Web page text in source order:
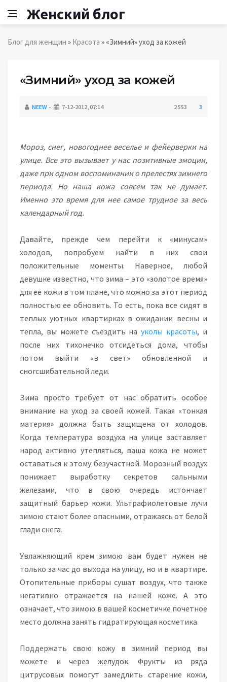
Женский блог
Блог для женщин » Красота » «Зимний» уход за кожей
«Зимний» уход за кожей
NEEW 7-12-2012, 07:14 2 553 3
Мороз, снег, новогоднее веселье и фейерверки на
улице. Все это вызывает у нас позитивные эмоции,
даже при одном воспоминании о прелестях зимнего
периода. Но наша кожа совсем так не думает.
Именно это время для нее самое трудное за весь
календарный год.
Давайте, прежде чем перейти к «минусам»
холодов, попробуем найти в них свои
положительные моменты. Наверное, любой
девушке известно, что зима – это «золотое время»
для ее кожи в том плане, что можно за этот период
полностью ее обновить. То есть, пока все сидят в
теплых уютных квартирках в ожидании весны и
тепла, вы можете съездить науколы красоты, и
после них тихонечко отсидеться дома, чтобы
потом выйти «в свет» обновленной и
сногсшибательной леди.
Зима просто требует от нас обратить особое
внимание на уход за своей кожей. Такая «тонкая
материя» должна быть защищена от холодов.
Когда температура воздуха на улице заставляет
народ активно утепляться, ваша кожа не может
оставаться к этому безучастной. Морозный воздух
понижает выработку секретов сальными
железами, что в свою очередь истончает
защитный барьер кожи. Ультрафиолетовые лучи
зимою стают более опасными, отражаясь от белой
глади снега.
Увлажняющий крем зимою вам будет нужен не
только за час до выхода на улицу, но и в квартире.
Отопительные приборы сушат воздух, что также
негативно отражается на нашей коже. А это
означает, что зимою в вашей косметичке почетное
место должна занять гидратирующая косметика.
Поддержать свою кожу в зимний период вы
можете и через желудок. Фрукты из ряда
цитрусовых помогут замедлить старение кожи,